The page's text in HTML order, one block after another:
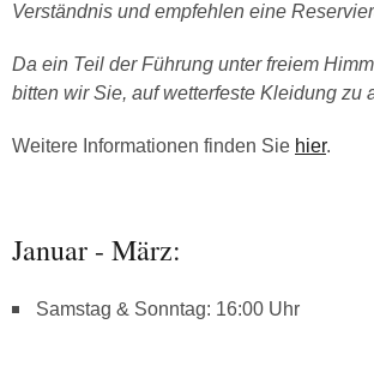
Verständnis und empfehlen eine
Da ein Teil der Führung unter freiem
bitten wir Sie, auf wetterfeste Kleidung zu
Weitere Informationen finden Sie hier.
Januar - März:
Samstag & Sonntag: 16:00 Uhr